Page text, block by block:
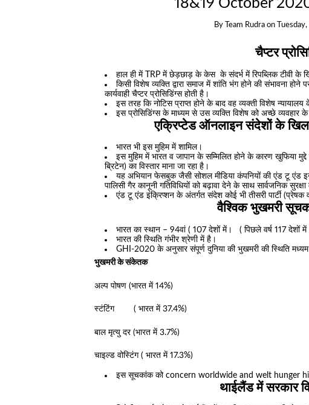
18&19 October
By Team Rudra on
चैप्टर
हाल ही में TRP में छेड़छाड़ के केस के संदर्भ में रिपब्लिक टीवी के
किसी विशेष व्यक्ति द्वारा समाज में शांति भंग होने की संभावना होने
कार्यवाही चैप्टर प्रोसिडिंग्स होती है।
इस तरह कि नोटिस प्राप्त होने के बाद वह व्यक्ती विशेष
इस प्रोसिडिंग्स के माध्यम से उस व्यक्ति विशेष को अच्छे व्यवहार
एक्रिप्टेड ऑनलाइन संदेशों के
भारत भी इस मुहिम में शामिल।
इस मुहिम में भारत व जापान के सम्मिलित होने के कारण खुफिया
ब्रिटेन) का विस्तार माना जा रहा है।
यह अभियान फेसबुक जैसी सोशल मीडिया कंपनियों की एंड टू एंड
पालिसी गैर कानूनी गतिविधियों को बढ़ावा देने के साथ सार्वजनिक
एंड टू एंड इंक्रिप्शन के अंतर्गत संदेश कोई भी तीसरी पार्टी (प्रेषक
वैश्विक भुखमरी
भारत का स्थान – 94वां ( 107 देशों में। ( पिछले वर्ष 117 देशों
भारत की स्थिति गंभीर श्रेणी में है।
GHI-2020 के अनुसार संपूर्ण दुनिया की भुखमरी की स्थिति
भुखमरी के संकेतक
अल्प पोषण (भारत में 14%)
स्टंटिंग ( भारत में 37.4%)
बाल मृत्यु दर (भारत में 3.7%)
चाइल्ड वोस्टिंग ( भारत में 17.3%)
इस सूचकांक को concern worldwide and welt hunger
थाईलैंड में सरकार